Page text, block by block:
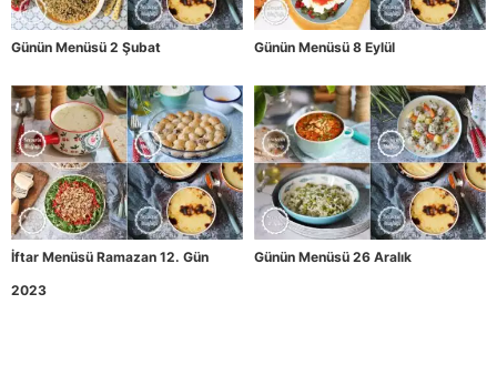
Günün Menüsü 2 Şubat Günün Menüsü 8 Eylül
İftar Menüsü Ramazan 12. Gün
2023
Günün Menüsü 26 Aralık